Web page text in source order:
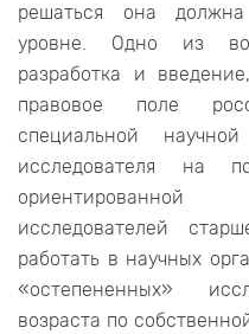
решаться она
уровне. Одно из
разработка и
правовое поле
специальной
исследователя на
исследователей
работать в научных
«остепененных»
возраста по